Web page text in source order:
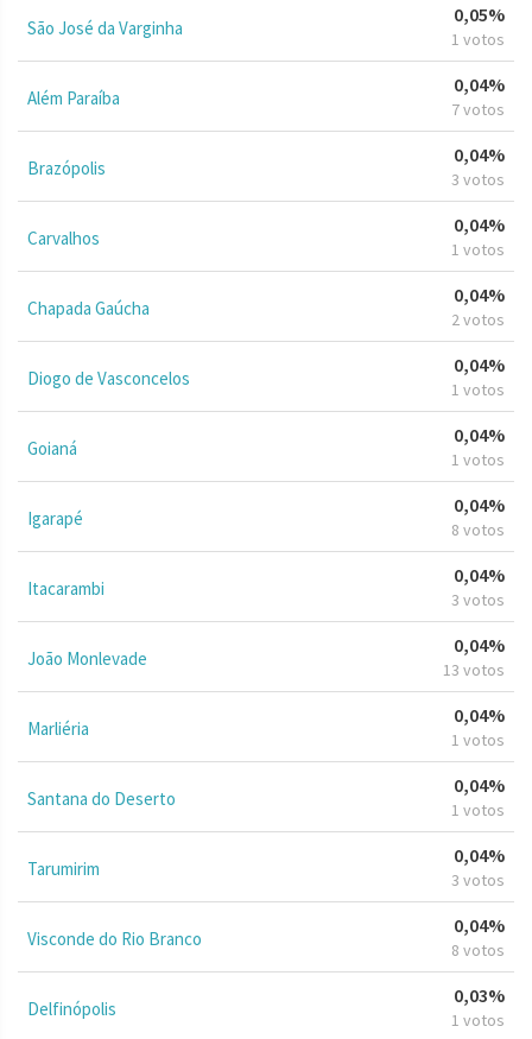
São José da Varginha
0,05%
1 votos
Além Paraíba
0,04%
7 votos
Brazópolis
0,04%
3 votos
Carvalhos
0,04%
1 votos
Chapada Gaúcha
0,04%
2 votos
Diogo de Vasconcelos
0,04%
1 votos
Goianá
0,04%
1 votos
Igarapé
0,04%
8 votos
Itacarambi
0,04%
3 votos
João Monlevade
0,04%
13 votos
Marliéria
0,04%
1 votos
Santana do Deserto
0,04%
1 votos
Tarumirim
0,04%
3 votos
Visconde do Rio Branco
0,04%
8 votos
Delfinópolis
0,03%
1 votos